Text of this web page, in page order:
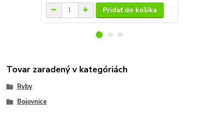
Pridať do košíka
Tovar zaradený v kategóriách
Ryby
Bojovnice